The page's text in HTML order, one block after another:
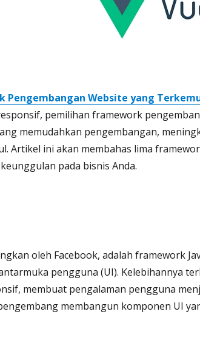
Pengembangan Website yang
pemilihan framework
memudahkan pengembangan,
Artikel ini akan membahas lima
pada bisnis Anda.
oleh Facebook, adalah framework
pengguna (UI). Kelebihannya
membuat pengalaman pengguna
membangun komponen UI